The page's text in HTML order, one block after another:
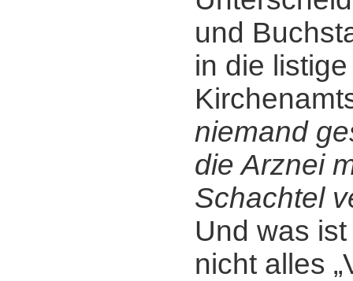
und
in die
niemand
die Arznei
Schachtel
Und was
nicht alles